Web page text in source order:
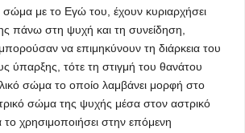
με το Εγώ του, έχουν κυριαρχήσει
πάνω στη ψυχή και τη συνείδηση,
να επιμηκύνουν τη διάρκεια του
ύπαρξης, τότε τη στιγμή του θανάτου
σώμα το οποίο λαμβάνει μορφή στο
σώμα της ψυχής μέσα στον αστρικό
χρησιμοποιήσει στην επόμενη